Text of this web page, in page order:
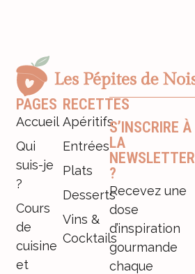
PAGES
Accueil
Qui
suis-je
?
Cours
de
cuisine
et
RECETTES
Apéritifs
Entrées
Plats
Desserts
Vins &
Cocktails
S’INSCRIRE À
LA
NEWSLETTER
?
Recevez une
dose
d’inspiration
gourmande
chaque